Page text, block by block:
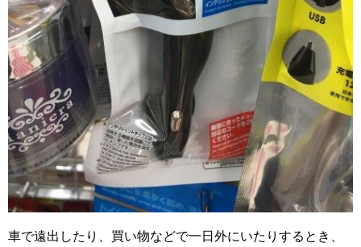
車で遠出したり、買い物などで一日外にいたりするとき、